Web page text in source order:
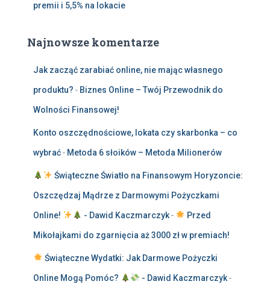
premii i 5,5% na lokacie
Najnowsze komentarze
Jak zacząć zarabiać online, nie mając własnego
produktu? - Biznes Online – Twój Przewodnik do
Wolności Finansowej!
Konto oszczędnościowe, lokata czy skarbonka – co
wybrać- Metoda 6 słoików – Metoda Milionerów
Świąteczne Światło na Finansowym Horyzoncie:
Oszczędzaj Mądrze z Darmowymi Pożyczkami
Online! - Dawid Kaczmarczyk- Przed
Mikołajkami do zgarnięcia aż 3000 zł w premiach!
Świąteczne Wydatki: Jak Darmowe Pożyczki
Online Mogą Pomóc? - Dawid Kaczmarczyk-